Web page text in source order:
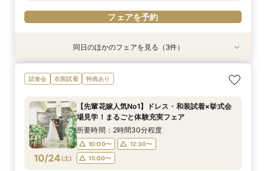
フェアを予約
特典あり
10/23(金)
☆期間限定☆【空知で採れた厳選食材使用！】岩
見沢の特別がここに！婚礼メニュー試食フェア♪
10:00〜
12:30〜
15:00〜
フェアを予約
衣装試着 特典あり
10/23(金)
☆マイナビ限定☆こだわりのロケーションフォト
相談会！
10:00〜
12:30〜
15:00〜
フェアを予約
衣装試着 特典あり
10/23(金)
最短1か月で挙式可能！少人数・フォトウェディ
ングをお考えのおふたりにも♡クイックウェディ
所要時間：2時間30分程度
15:00〜
フェアを予約
同日のほかのフェアを見る（3件）
試食会 衣装試着 特典あり
10/24 (土)
【先輩花嫁人気No1】ドレス・和装試着×挙式会
場見学！まるごと体験充実フェア
所要時間：2時間30分程度
10:00〜
12:30〜
15:00〜